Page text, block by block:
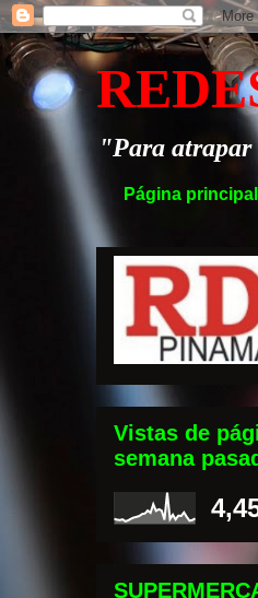
"Para
Página principal
Vistas de
semana